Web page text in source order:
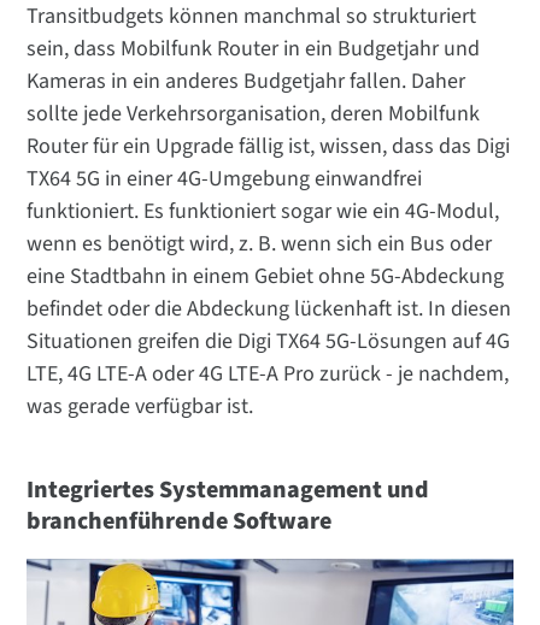
Transitbudgets können manchmal so strukturiert
sein, dass Mobilfunk Router in ein Budgetjahr und
Kameras in ein anderes Budgetjahr fallen. Daher
sollte jede Verkehrsorganisation, deren Mobilfunk
Router für ein Upgrade fällig ist, wissen, dass das Digi
TX64 5G in einer 4G-Umgebung einwandfrei
funktioniert. Es funktioniert sogar wie ein 4G-Modul,
wenn es benötigt wird, z. B. wenn sich ein Bus oder
eine Stadtbahn in einem Gebiet ohne 5G-Abdeckung
befindet oder die Abdeckung lückenhaft ist. In diesen
Situationen greifen die Digi TX64 5G-Lösungen auf 4G
LTE, 4G LTE-A oder 4G LTE-A Pro zurück - je nachdem,
was gerade verfügbar ist.
Integriertes Systemmanagement und
branchenführende Software